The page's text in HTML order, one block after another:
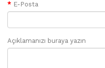
E-Posta
Açıklamanızı buraya yazın